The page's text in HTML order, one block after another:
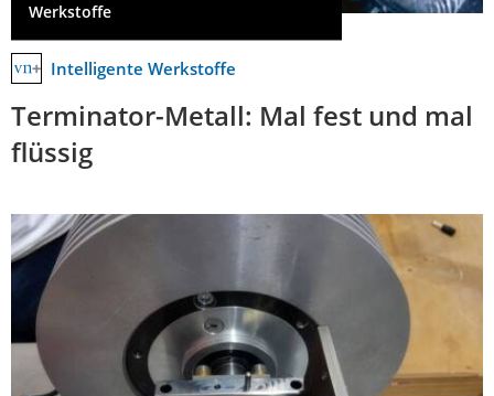
Werkstoffe
Intelligente Werkstoffe
Terminator-Metall: Mal fest und mal
flüssig